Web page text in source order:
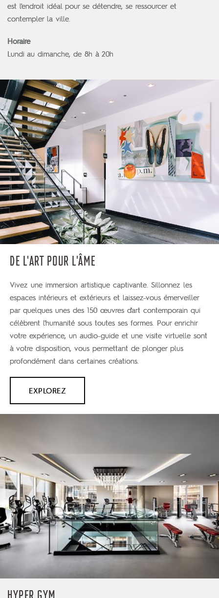
est l'endroit idéal pour se détendre, se ressourcer et
contempler la ville.
Horaire
Lundi au dimanche, de 8h à 20h
DE L'ART POUR L'ÂME
Vivez une immersion artistique captivante. Sillonnez les
espaces intérieurs et extérieurs et laissez-vous émerveiller
par quelques unes des 150 œuvres d'art contemporain qui
célèbrent l'humanité sous toutes ses formes. Pour enrichir
votre expérience, un audio-guide et une visite virtuelle sont
à votre disposition, vous permettant de plonger plus
profondément dans certaines créations.
EXPLOREZ